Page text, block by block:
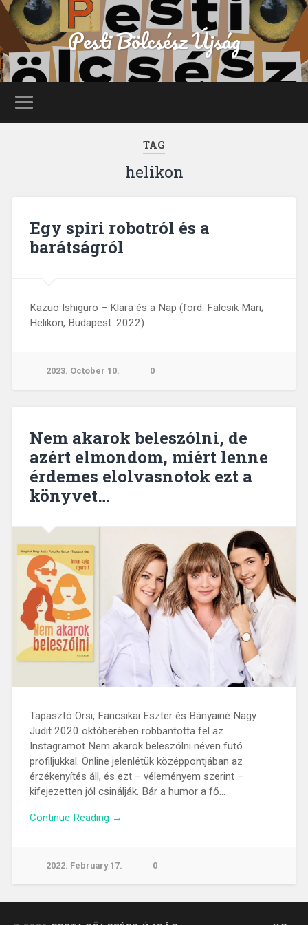
Pesti Bölcsész Újság
TAG
helikon
Egy spiri robotról és a
barátságról
Kazuo Ishiguro – Klara és a Nap (ford. Falcsik Mari;
Helikon, Budapest: 2022).
2023. October 10. 0
Nem akarok beleszólni, de
azért elmondom, miért lenne
érdemes elolvasnotok ezt a
könyvet…
Tapasztó Orsi, Fancsikai Eszter és Bányainé Nagy
Judit 2020 októberében robbantotta fel az
Instagramot Nem akarok beleszólni néven futó
profiljukkal. Online jelenlétük középpontjában az
érzékenyítés áll, és ezt – véleményem szerint –
kifejezetten jól csinálják. Bár a humor a fő…
Continue Reading →
2022. February 17. 0